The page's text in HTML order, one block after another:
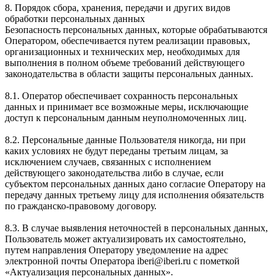
8. Порядок сбора, хранения, передачи и других видов
обработки персональных данных
Безопасность персональных данных, которые обрабатываются
Оператором, обеспечивается путем реализации правовых,
организационных и технических мер, необходимых для
выполнения в полном объеме требований действующего
законодательства в области защиты персональных данных.
8.1. Оператор обеспечивает сохранность персональных
данных и принимает все возможные меры, исключающие
доступ к персональным данным неуполномоченных лиц.
8.2. Персональные данные Пользователя никогда, ни при
каких условиях не будут переданы третьим лицам, за
исключением случаев, связанных с исполнением
действующего законодательства либо в случае, если
субъектом персональных данных дано согласие Оператору на
передачу данных третьему лицу для исполнения обязательств
по гражданско-правовому договору.
8.3. В случае выявления неточностей в персональных данных,
Пользователь может актуализировать их самостоятельно,
путем направления Оператору уведомление на адрес
электронной почты Оператора iberi@iberi.ru с пометкой
«Актуализация персональных данных».